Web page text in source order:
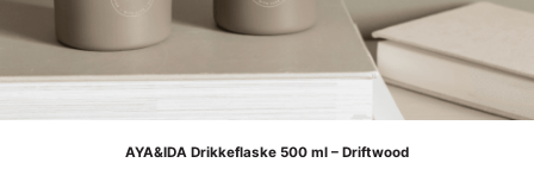
AYA&IDA Drikkeflaske 500 ml – Driftwood